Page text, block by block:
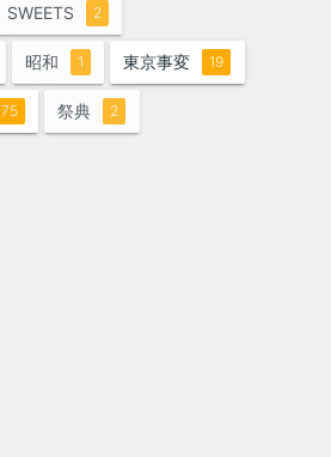
SWEETS 2
昭和 1 東京事変 19
75 祭典 2